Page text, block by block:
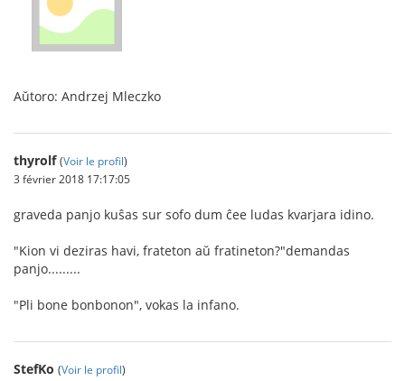
Aŭtoro: Andrzej Mleczko
thyrolf (Voir le profil)
3 février 2018 17:17:05
graveda panjo kuŝas sur sofo dum ĉee ludas kvarjara idino.
"Kion vi deziras havi, frateton aŭ fratineton?"demandas
panjo.........
"Pli bone bonbonon", vokas la infano.
StefKo (Voir le profil)